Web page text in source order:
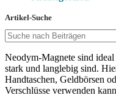
Artikel-Suche
Neodym-Magnete sind
stark und langlebig sind.
Handtaschen, Geldbörsen
Verschlüsse verwenden